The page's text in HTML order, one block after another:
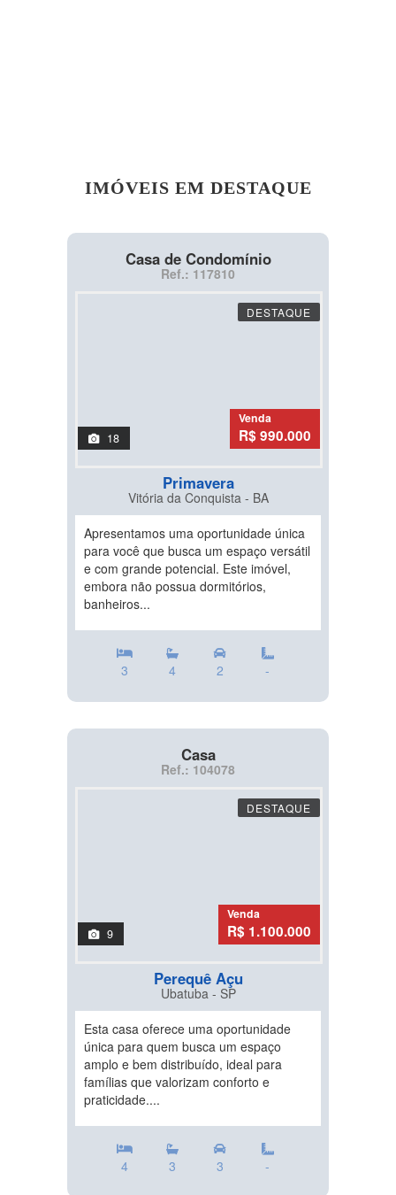
IMÓVEIS EM DESTAQUE
Casa de Condomínio
Ref.: 117810
DESTAQUE
18
Venda
R$ 990.000
Primavera
Vitória da Conquista - BA
Apresentamos uma oportunidade única
para você que busca um espaço versátil
e com grande potencial. Este imóvel,
embora não possua dormitórios,
banheiros...
3 4 2 -
Casa
Ref.: 104078
DESTAQUE
9
Venda
R$ 1.100.000
Perequê Açu
Ubatuba - SP
Esta casa oferece uma oportunidade
única para quem busca um espaço
amplo e bem distribuído, ideal para
famílias que valorizam conforto e
praticidade....
4 3 3 -